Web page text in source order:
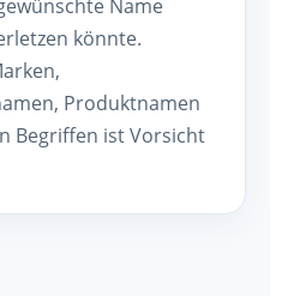
Name
könnte.
Produktnamen
Begriffen ist Vorsicht